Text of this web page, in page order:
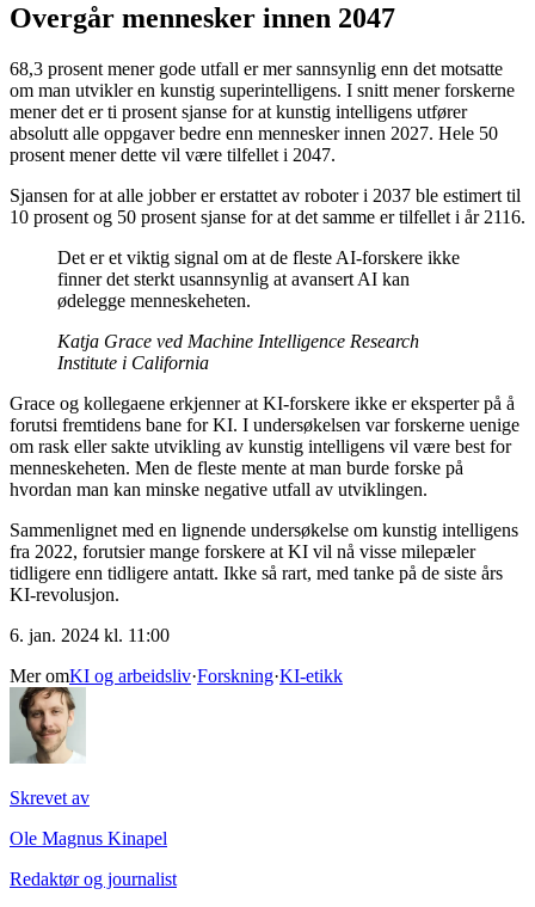
Overgår mennesker innen 2047
68,3 prosent mener gode utfall er mer sannsynlig enn det motsatte
om man utvikler en kunstig superintelligens. I snitt mener forskerne
mener det er ti prosent sjanse for at kunstig intelligens utfører
absolutt alle oppgaver bedre enn mennesker innen 2027. Hele 50
prosent mener dette vil være tilfellet i 2047.
Sjansen for at alle jobber er erstattet av roboter i 2037 ble estimert til
10 prosent og 50 prosent sjanse for at det samme er tilfellet i år 2116.
Det er et viktig signal om at de fleste AI-forskere ikke
finner det sterkt usannsynlig at avansert AI kan
ødelegge menneskeheten.
Katja Grace ved Machine Intelligence Research
Institute i California
Grace og kollegaene erkjenner at KI-forskere ikke er eksperter på å
forutsi fremtidens bane for KI. I undersøkelsen var forskerne uenige
om rask eller sakte utvikling av kunstig intelligens vil være best for
menneskeheten. Men de fleste mente at man burde forske på
hvordan man kan minske negative utfall av utviklingen.
Sammenlignet med en lignende undersøkelse om kunstig intelligens
fra 2022, forutsier mange forskere at KI vil nå visse milepæler
tidligere enn tidligere antatt. Ikke så rart, med tanke på de siste års
KI-revolusjon.
6. jan. 2024 kl. 11:00
Mer omKI og arbeidsliv·Forskning·KI-etikk
Skrevet av
Ole Magnus Kinapel
Redaktør og journalist